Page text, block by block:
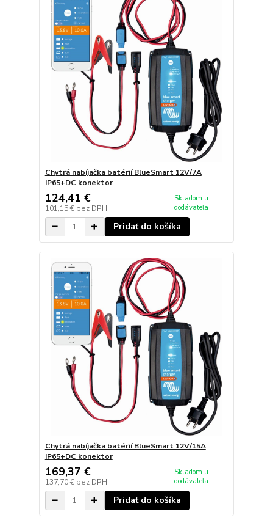
Chytrá nabíjačka batérií BlueSmart 12V/7A
IP65+DC konektor
124,41 €
101,15 € bez DPH
Skladom u
dodávateľa
Pridať do košíka
Chytrá nabíjačka batérií BlueSmart 12V/15A
IP65+DC konektor
169,37 €
137,70 € bez DPH
Skladom u
dodávateľa
Pridať do košíka